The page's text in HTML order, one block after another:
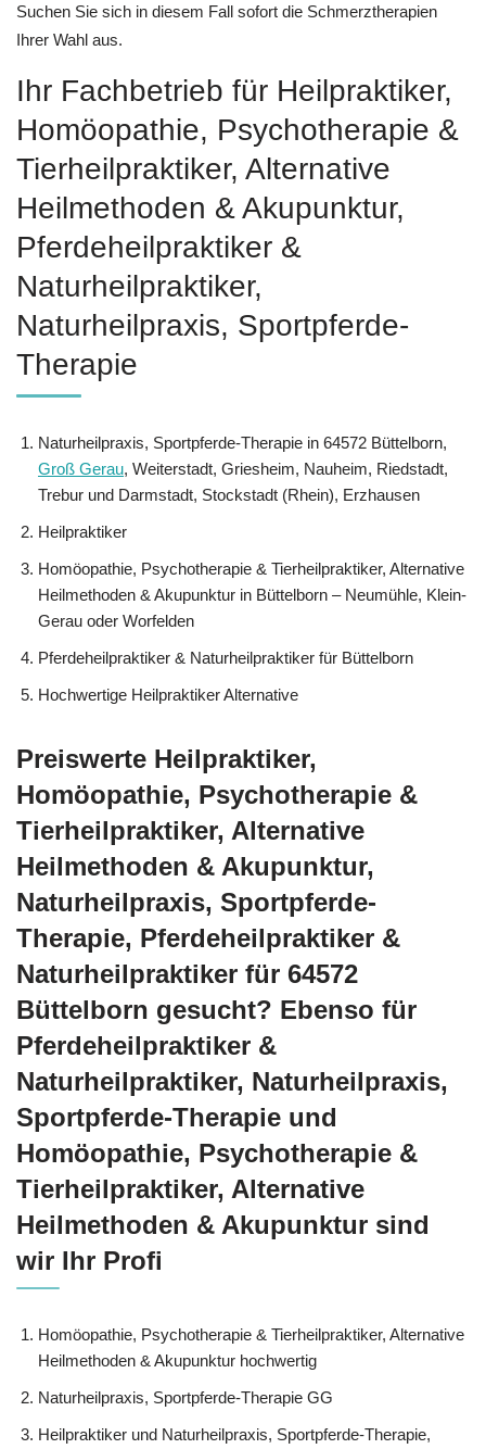
Suchen Sie sich in diesem Fall sofort die Schmerztherapien
Ihrer Wahl aus.
Ihr Fachbetrieb für Heilpraktiker,
‎Homöopathie, ‎Psychotherapie &
‎Tierheilpraktiker, Alternative
Heilmethoden & Akupunktur,
Pferdeheilpraktiker &
Naturheilpraktiker,
Naturheilpraxis, Sportpferde-
Therapie
Naturheilpraxis, Sportpferde-Therapie in 64572 Büttelborn,
Groß Gerau, Weiterstadt, Griesheim, Nauheim, Riedstadt,
Trebur und Darmstadt, Stockstadt (Rhein), Erzhausen
Heilpraktiker
‎Homöopathie, ‎Psychotherapie & ‎Tierheilpraktiker, Alternative
Heilmethoden & Akupunktur in Büttelborn – Neumühle, Klein-
Gerau oder Worfelden
Pferdeheilpraktiker & Naturheilpraktiker für Büttelborn
Hochwertige Heilpraktiker Alternative
Preiswerte Heilpraktiker,
‎Homöopathie, ‎Psychotherapie &
‎Tierheilpraktiker, Alternative
Heilmethoden & Akupunktur,
Naturheilpraxis, Sportpferde-
Therapie, Pferdeheilpraktiker &
Naturheilpraktiker für 64572
Büttelborn gesucht? Ebenso für
Pferdeheilpraktiker &
Naturheilpraktiker, Naturheilpraxis,
Sportpferde-Therapie und
‎Homöopathie, ‎Psychotherapie &
‎Tierheilpraktiker, Alternative
Heilmethoden & Akupunktur sind
wir Ihr Profi
‎Homöopathie, ‎Psychotherapie & ‎Tierheilpraktiker, Alternative
Heilmethoden & Akupunktur hochwertig
Naturheilpraxis, Sportpferde-Therapie GG
Heilpraktiker und Naturheilpraxis, Sportpferde-Therapie,